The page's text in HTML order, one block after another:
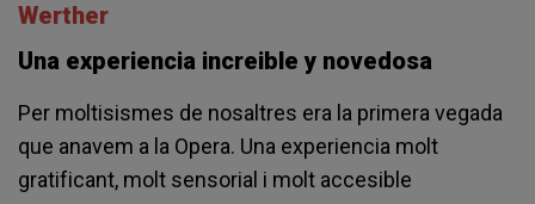
Werther
Una experiencia increible y novedosa
Per moltisismes de nosaltres era la primera vegada
que anavem a la Opera. Una experiencia molt
gratificant, molt sensorial i molt accesible